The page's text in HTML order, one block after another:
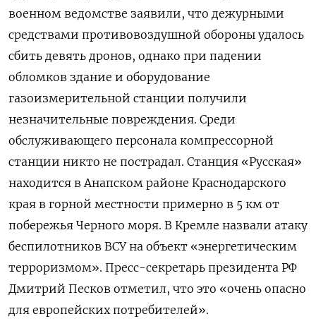
военном ведомстве заявили, что дежурными
средствами противовоздушной обороны удалось
сбить девять дронов, однако при падении
обломков здание и оборудование
газоизмерительной станции получили
незначительные повреждения. Среди
обслуживающего персонала компрессорной
станции никто не пострадал. Станция «Русская»
находится в Анапском районе Краснодарского
края в горной местности примерно в 5 км от
побережья Черного моря. В Кремле назвали атаку
беспилотников ВСУ на объект «энергетическим
терроризмом». Пресс-секретарь президента РФ
Дмитрий Песков отметил, что это «очень опасно
для европейских потребителей».